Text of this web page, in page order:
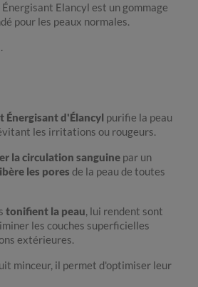
Elancyl est un gommage
pour les peaux normales.
Énergisant d'Élancyl purifie la peau
les irritations ou rougeurs.
la circulation sanguine par un
les pores de la peau de toutes
tonifient la peau, lui rendent sont
les couches superficielles
extérieures.
minceur, il permet d'optimiser leur